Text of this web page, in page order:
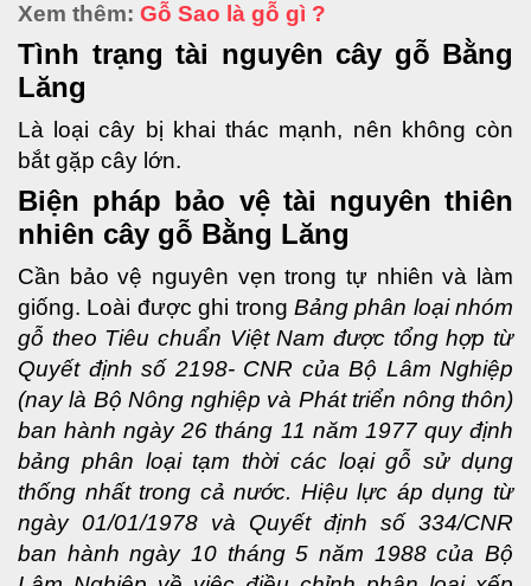
Xem thêm: Gỗ Sao là gỗ gì ?
Tình trạng tài nguyên cây gỗ Bằng
Lăng
Là loại cây bị khai thác mạnh, nên không còn
bắt gặp cây lớn.
Biện pháp bảo vệ tài nguyên thiên
nhiên cây gỗ Bằng Lăng
Cần bảo vệ nguyên vẹn trong tự nhiên và làm
giống. Loài được ghi trong Bảng phân loại nhóm
gỗ theo Tiêu chuẩn Việt Nam được tổng hợp từ
Quyết định số 2198- CNR của Bộ Lâm Nghiệp
(nay là Bộ Nông nghiệp và Phát triển nông thôn)
ban hành ngày 26 tháng 11 năm 1977 quy định
bảng phân loại tạm thời các loại gỗ sử dụng
thống nhất trong cả nước. Hiệu lực áp dụng từ
ngày 01/01/1978 và Quyết định số 334/CNR
ban hành ngày 10 tháng 5 năm 1988 của Bộ